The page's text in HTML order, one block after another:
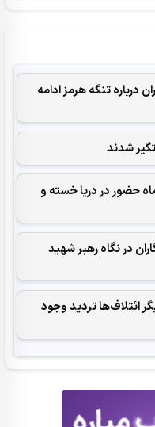
درباره تنگه هرمز ادامه
ناو آبراهام لینکلن: پس از 8 ماه حضور در دریا خسته و
در نگاه رهبر شهید
ائتلاف‌ها تردید وجود